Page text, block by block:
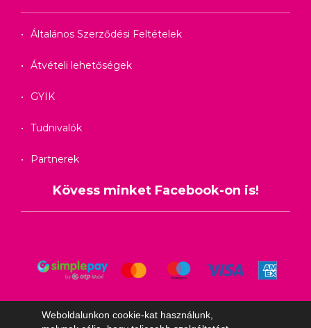
Általános Szerződési Feltételek
Átvételi lehetőségek
GYIK
Tudnivalók
Partnerek
Kövess minket Facebook-on is!
Weboldalunkon cookie-kat használunk,